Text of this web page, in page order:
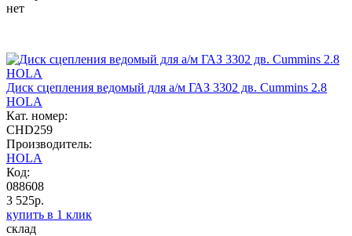
нет
Диск сцепления ведомый для а/м ГАЗ 3302 дв. Cummins 2.8
HOLA
Кат. номер:
CHD259
Производитель:
HOLA
Код:
088608
3 525р.
купить в 1 клик
склад